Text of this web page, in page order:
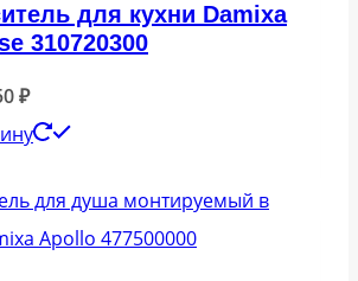
для кухни Damixa
310720300
₽